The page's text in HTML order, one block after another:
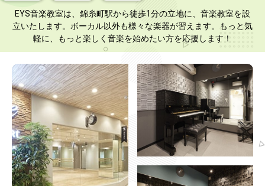
EYS音楽教室は、錦糸町駅から徒歩1分の立地に、音楽教室を設
立いたします。ボーカル以外も様々な楽器が習えます。もっと気
軽に、もっと楽しく音楽を始めたい方を応援します！